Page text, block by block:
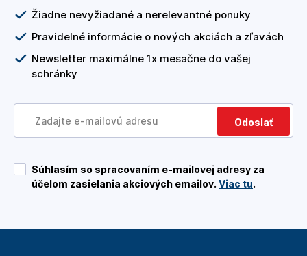
Žiadne nevyžiadané a nerelevantné ponuky
Pravidelné informácie o nových akciách a zľavách
Newsletter maximálne 1x mesačne do vašej
schránky
Odoslať
Súhlasím so spracovaním e-mailovej adresy za
účelom zasielania akciových emailov. Viac tu.